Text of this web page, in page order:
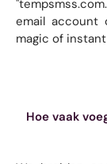
email account
magic of
Hoe vaak